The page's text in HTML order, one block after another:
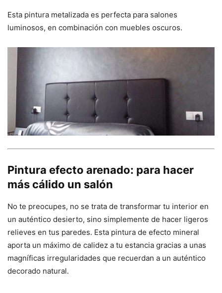
Esta pintura metalizada es perfecta para salones
luminosos, en combinación con muebles oscuros.
Pintura efecto arenado: para hacer
más cálido un salón
No te preocupes, no se trata de transformar tu interior en
un auténtico desierto, sino simplemente de hacer ligeros
relieves en tus paredes. Esta pintura de efecto mineral
aporta un máximo de calidez a tu estancia gracias a unas
magníficas irregularidades que recuerdan a un auténtico
decorado natural.